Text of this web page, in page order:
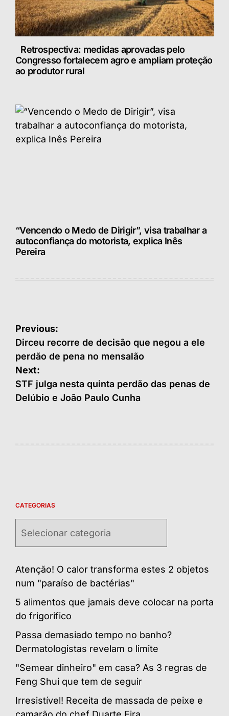
Retrospectiva: medidas aprovadas pelo
Congresso fortalecem agro e ampliam proteção
ao produtor rural
“Vencendo o Medo de Dirigir”, visa trabalhar a
autoconfiança do motorista, explica Inês
Pereira
Navegação
de
Post
Previous:
Dirceu recorre de decisão que negou a ele
perdão de pena no mensalão
Next:
STF julga nesta quinta perdão das penas de
Delúbio e João Paulo Cunha
CATEGORIAS
Atenção! O calor transforma estes 2 objetos
num "paraíso de bactérias"
5 alimentos que jamais deve colocar na porta
do frigorifico
Passa demasiado tempo no banho?
Dermatologistas revelam o limite
"Semear dinheiro" em casa? As 3 regras de
Feng Shui que tem de seguir
Irresistível! Receita de massada de peixe e